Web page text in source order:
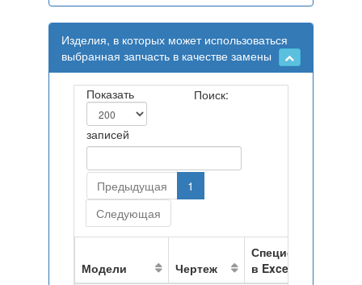
Изделия, в которых может использоваться
выбранная запчасть в качестве замены
Показать
записей
Поиск:
Предыдущая
1
Следующая
Модели Чертеж
Спецификация
в Excel